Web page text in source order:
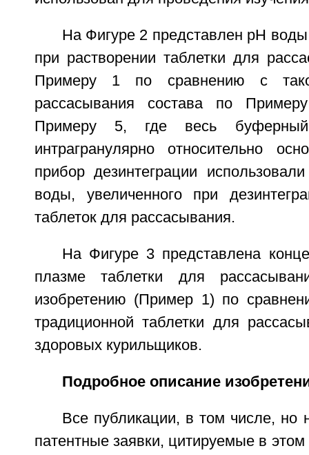
На Фигуре 2 представлен рН
при растворении таблетки для
Примеру 1 по сравнению с
рассасывания состава по
Примеру 5, где весь буферный
интрагранулярно относительно
прибор дезинтеграции
воды, увеличенного при
таблеток для рассасывания.
На Фигуре 3 представлена
плазме таблетки для
изобретению (Пример 1) по
традиционной таблетки для
здоровых курильщиков.
Подробное описание
Все публикации, в том числе, но
патентные заявки, цитируемые в